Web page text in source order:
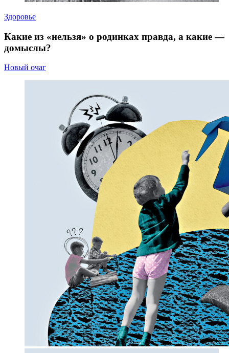
Здоровье
Какие из «нельзя» о родинках правда, а какие —
домыслы?
Новый очаг